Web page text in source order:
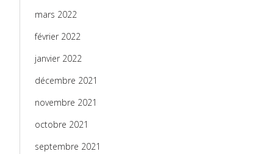
mars 2022
février 2022
janvier 2022
décembre 2021
novembre 2021
octobre 2021
septembre 2021